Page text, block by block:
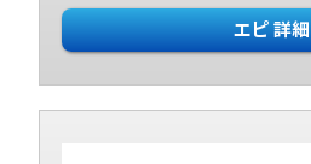
エピ 詳細